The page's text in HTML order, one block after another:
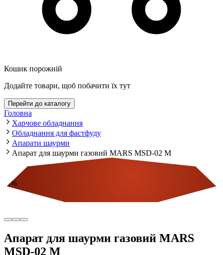
Кошик порожній
Додайте товари, щоб побачити їх тут
Перейти до каталогу
Головна
Харчове обладнання
Обладнання для фастфуду
Апарати шаурми
Апарат для шаурми газовий MARS MSD-02 M
5%
Апарат для шаурми газовий MARS
MSD-02 M